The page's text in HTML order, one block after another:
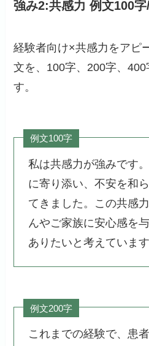
強み2:共感力 例文100
経験者向け×共感力をアピ
文を、100字、200字、
す。
例文100字
私は共感力が強みです
に寄り添い、不安を和
てきました。この共感
んやご家族に安心感を
ありたいと考えています
例文200字
これまでの経験で、患